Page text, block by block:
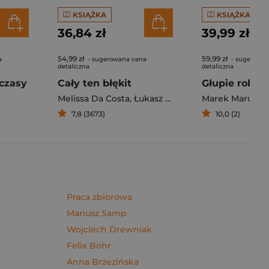
KSIĄŻKA
36,84 zł
54,99 zł - sugerowana cena
detaliczna
Cały ten błękit
Melissa Da Costa, Łukasz Müller
7,8 (3673)
KSIĄŻKA
39,99 zł
59,99 zł -
detaliczna
Marek
10,0 (2)
Praca zbiorowa
Mariusz Samp
Wojciech Drewniak
Felix Bohr
Anna Brzezińska